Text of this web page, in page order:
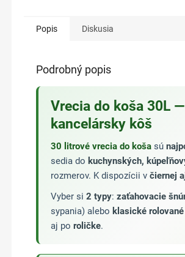
škrobu,...
Popis Diskusia
Podrobný popis
Vrecia do koša 30L
kancelársky kôš
30 litrové vrecia do koša sú
sedia do kuchynských,
rozmerov. K dispozícii v čiernej
Vyber si 2 typy: zaťahovacie
sypania) alebo klasické rolované
aj po roličke.